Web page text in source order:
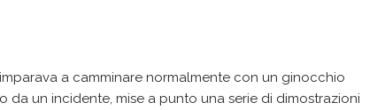
a camminare normalmente con un ginocchio
da un incidente, mise a punto una serie di dimostrazioni